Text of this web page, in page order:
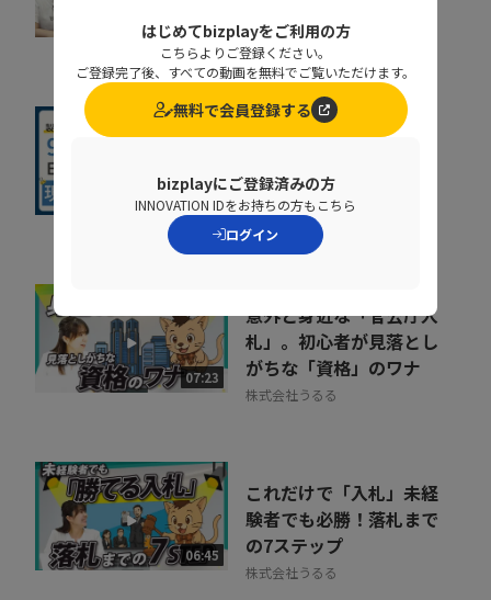
10:19
株式会社MetaMoJi
10:45
現場を見すぎて失敗…？
まないためのイロハ
京セラコミュニケーションシス
テム株式会社
07:23
意外と身近な「官公庁入
札」。初心者が見落とし
がちな「資格」のワナ
株式会社うるる
06:45
これだけで「入札」未経
験者でも必勝！落札まで
の7ステップ
株式会社うるる
はじめてbizplayをご利用の方
こちらよりご登録ください。
ご登録完了後、すべての動画を無料でご覧いただけます。
無料で会員登録する
bizplayにご登録済みの方
INNOVATION IDをお持ちの方もこちら
ログイン